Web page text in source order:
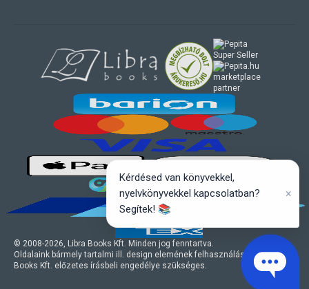
© 2008-2026, Libra Books Kft. Minden jog fenntartva.
Oldalaink bármely tartalmi ill. design elemének felhasználásához a Libra
Books Kft. előzetes írásbeli engedélye szükséges.
marketplace
partner
Kérdésed van könyvekkel,
nyelvkönyvekkel kapcsolatban?
Segítek! 📚
×